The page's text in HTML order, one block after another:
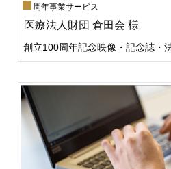
周年事業サービス
医療法人財団 倉田会 様
創立100周年記念映像・記念誌・